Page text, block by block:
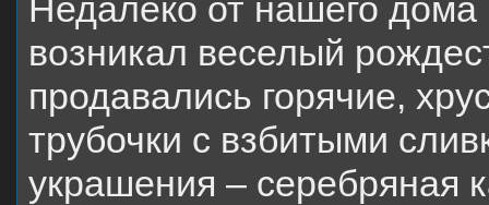
Недалеко от нашего
возникал веселый
продавались горячие,
трубочки с взбитыми
украшения – серебряная